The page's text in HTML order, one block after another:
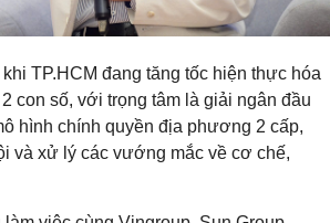
TP.HCM đang tăng tốc hiện thực hóa
con số, với trọng tâm là giải ngân đầu
hình chính quyền địa phương 2 cấp,
và xử lý các vướng mắc về cơ chế,